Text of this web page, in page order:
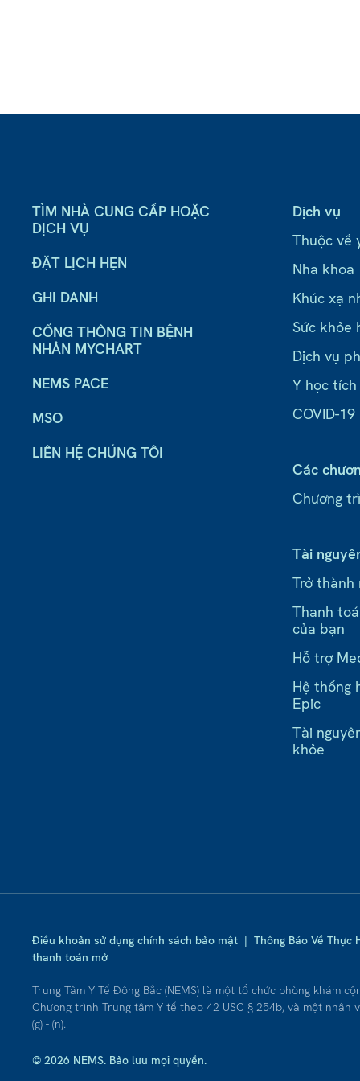
TÌM NHÀ CUNG CẤP HOẶC
DỊCH VỤ
ĐẶT LỊCH HẸN
GHI DANH
CỔNG THÔNG TIN BỆNH
NHÂN MYCHART
NEMS PACE
MSO
LIÊN HỆ CHÚNG TÔI
Dịch vụ
Thuộc về
Nha khoa
Khúc xạ
Sức khỏe
Dịch vụ
Y học
COVID-19
Các
Chương
Tài
Trở
Thanh
của bạn
Hỗ trợ
Hệ thống
Epic
Tài
khỏe
Điều khoản sử dụng chính sách bảo mật | Thông Báo Về Thực
thanh toán mở
Trung Tâm Y Tế Đông Bắc (NEMS) là một tổ chức phòng khám
Chương trình Trung tâm Y tế theo 42 USC § 254b, và một nhân
(g) - (n).
© 2026 NEMS. Bảo lưu mọi quyền.